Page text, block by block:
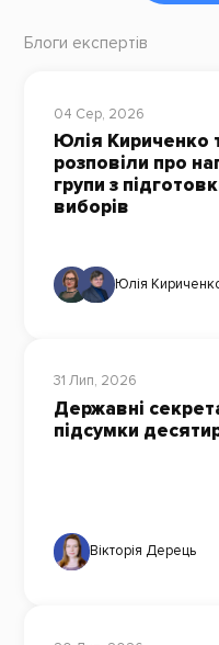
Блоги експертів
04 Сер, 2026
Юлія Кириченко
розповіли про
групи з
виборів
Юлія
31 Лип, 2026
Державні
підсумки
Вікторія Дерець